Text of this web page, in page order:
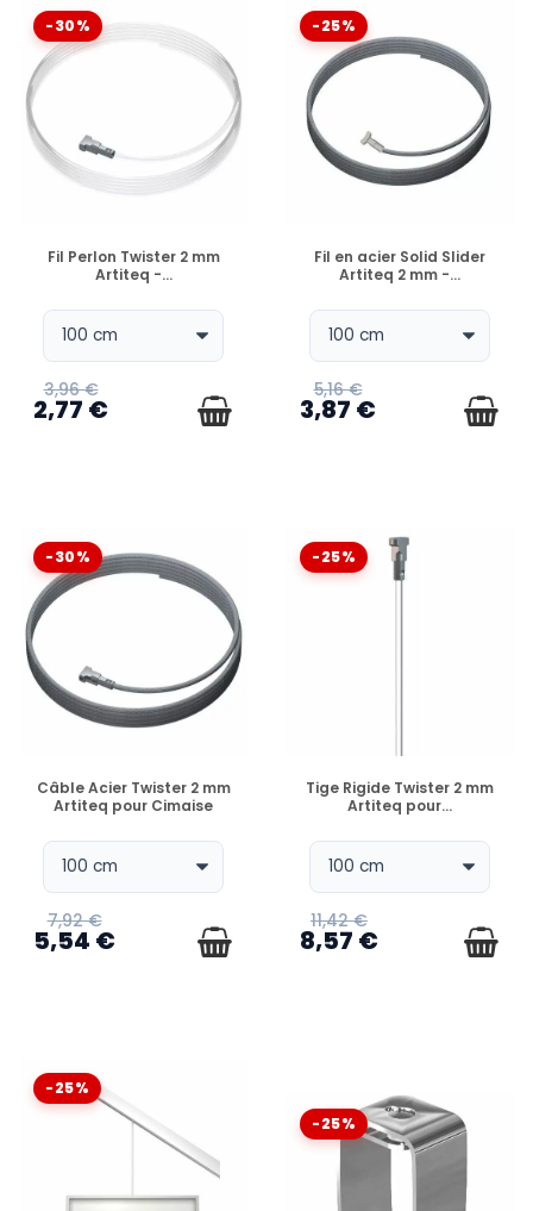
-30%
EN STOCK
Fil Perlon Twister 2 mm
Artiteq -...
3,96 €
2,77 €
-25%
EN STOCK
Fil en acier Solid Slider
Artiteq 2 mm -...
5,16 €
3,87 €
-30%
EN STOCK
Câble Acier Twister 2 mm
Artiteq pour Cimaise
7,92 €
5,54 €
-25%
EN STOCK
Tige Rigide Twister 2 mm
Artiteq pour...
11,42 €
8,57 €
-25%
-25%